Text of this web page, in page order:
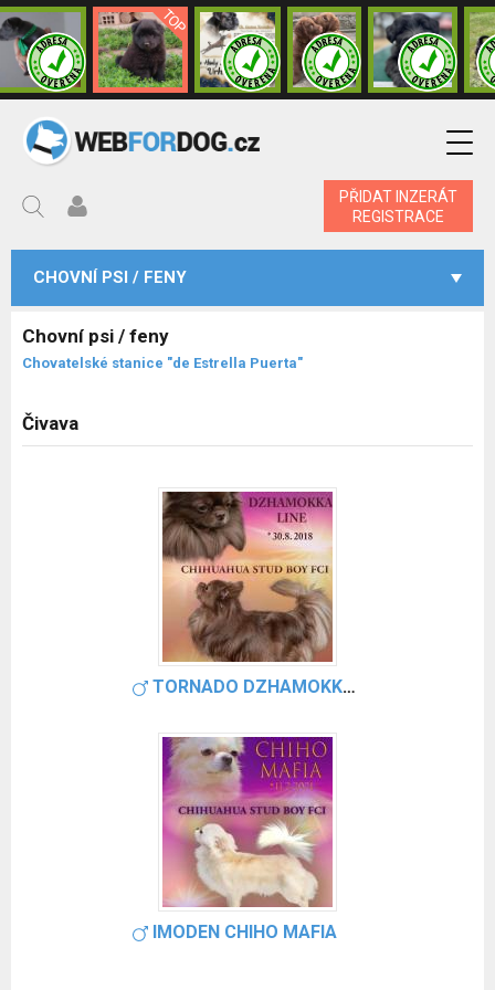
PŘIDAT INZERÁT
REGISTRACE
CHOVNÍ PSI / FENY
Chovní psi / feny
Chovatelské stanice "de Estrella Puerta"
Čivava
TORNADO DZHAMOKKA LINE
IMODEN CHIHO MAFIA